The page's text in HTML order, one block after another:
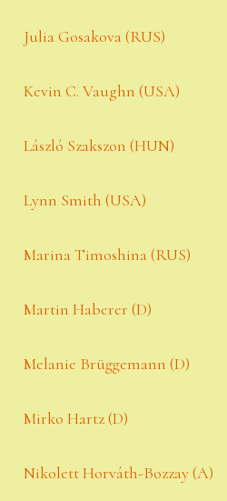
Julia Gosakova (RUS)
Kevin C. Vaughn (USA)
László Szakszon (HUN)
Lynn Smith (USA)
Marina Timoshina (RUS)
Martin Haberer (D)
Melanie Brüggemann (D)
Mirko Hartz (D)
Nikolett Horváth-Bozzay (A)